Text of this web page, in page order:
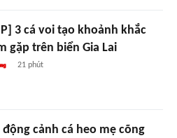
3 cá voi tạo khoảnh khắc
gặp trên biển Gia Lai
21 phút
động cảnh cá heo mẹ cõng